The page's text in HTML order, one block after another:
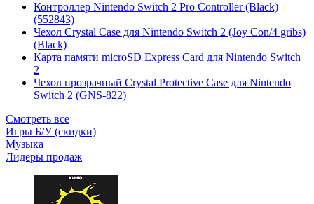
Контроллер Nintendo Switch 2 Pro Controller (Black)
(552843)
Чехол Сrystal Сase для Nintendo Switch 2 (Joy Con/4 gribs)
(Black)
Карта памяти microSD Express Card для Nintendo Switch
2
Чехол прозрачный Crystal Protective Case для Nintendo
Switch 2 (GNS-822)
Смотреть все
Игры Б/У (скидки)
Музыка
Лидеры продаж